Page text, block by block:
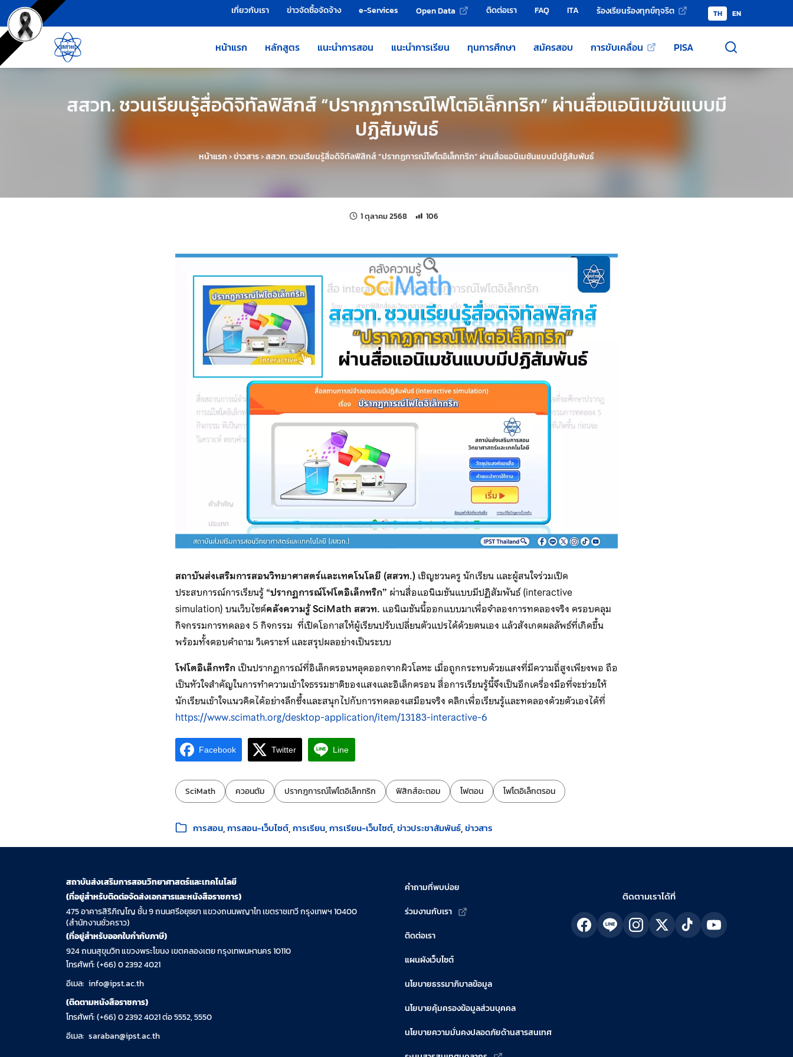
ข้ามไปยังเนื้อหาหลัก
เครื่องมือช่วยเหลือ เกี่ยวกับเรา ข่าวจัดซื้อจัดจ้าง e-Services Open Data ติดต่อเรา FAQ ITA ร้องเรียนร้องทุกข์ทุจริต TH EN
หน้าแรก หลักสูตร แนะนำการสอน แนะนำการเรียน ทุนการศึกษา สมัครสอบ การขับเคลื่อน PISA
สสวท. ชวนเรียนรู้สื่อดิจิทัลฟิสิกส์ “ปรากฏการณ์โฟโตอิเล็กทริก” ผ่านสื่อแอนิเมชันแบบมี
ปฏิสัมพันธ์
หน้าแรก›ข่าวสาร›สสวท. ชวนเรียนรู้สื่อดิจิทัลฟิสิกส์ “ปรากฏการณ์โฟโตอิเล็กทริก” ผ่านสื่อแอนิเมชันแบบมีปฏิสัมพันธ์
1 ตุลาคม 2568 แก้ไขล่าสุดเมื่อ:
จำนวนการเข้าชม 106 ครั้ง
106
สถาบันส่งเสริมการสอนวิทยาศาสตร์และเทคโนโลยี (สสวท.)เชิญชวนครู นักเรียน และผู้สนใจร่วมเปิด
ประสบการณ์การเรียนรู้ “ปรากฏการณ์โฟโตอิเล็กทริก” ผ่านสื่อแอนิเมชันแบบมีปฏิสัมพันธ์ (interactive
simulation) บนเว็บไซต์คลังความรู้SciMath สสวท. แอนิเมชันนี้ออกแบบมาเพื่อจำลองการทดลองจริง ครอบคลุม
กิจกรรมการทดลอง 5 กิจกรรม ที่เปิดโอกาสให้ผู้เรียนปรับเปลี่ยนตัวแปรได้ด้วยตนเอง แล้วสังเกตผลลัพธ์ที่เกิดขึ้น
พร้อมทั้งตอบคำถาม วิเคราะห์ และสรุปผลอย่างเป็นระบบ
โฟโตอิเล็กทริก เป็นปรากฏการณ์ที่อิเล็กตรอนหลุดออกจากผิวโลหะ เมื่อถูกกระทบด้วยแสงที่มีความถี่สูงเพียงพอ ถือ
เป็นหัวใจสำคัญในการทำความเข้าใจธรรมชาติของแสงและอิเล็กตรอน สื่อการเรียนรู้นี้จึงเป็นอีกเครื่องมือที่จะช่วยให้
นักเรียนเข้าใจแนวคิดได้อย่างลึกซึ้งและสนุกไปกับการทดลองเสมือนจริง คลิกเพื่อเรียนรู้และทดลองด้วยตัวเองได้ที่
https://www.scimath.org/desktop-application/item/13183-interactive-6
Facebook Twitter Line
ป้ายกำกับ:
SciMath ควอนตัม ปรากฎการณ์โฟโตอิเล็กทริก ฟิสิกส์อะตอม โฟตอน โฟโตอิเล็กตรอน
หมวดหมู่:
การสอน การสอน-เว็บไซต์ การเรียน การเรียน-เว็บไซต์ ข่าวประชาสัมพันธ์ ข่าวสาร
สถาบันส่งเสริมการสอนวิทยาศาสตร์และเทคโนโลยี
(ที่อยู่สำหรับติดต่อจัดส่งเอกสารและหนังสือราชการ)
475 อาคารสิริภิญโญ ชั้น 9 ถนนศรีอยุธยา แขวงถนนพญาไท เขตราชเทวี กรุงเทพฯ 10400
(สำนักงานชั่วคราว)
(ที่อยู่สำหรับออกใบกำกับภาษี)
924 ถนนสุขุมวิท แขวงพระโขนง เขตคลองเตย กรุงเทพมหานคร 10110
โทรศัพท์: (+66) 0 2392 4021
อีเมล: info@ipst.ac.th
(ติดตามหนังสือราชการ)
โทรศัพท์: (+66) 0 2392 4021 ต่อ 5552, 5550
อีเมล: saraban@ipst.ac.th
คำถามที่พบบ่อย
ร่วมงานกับเรา
ติดต่อเรา
แผนผังเว็บไซต์
นโยบายธรรมาภิบาลข้อมูล
นโยบายคุ้มครองข้อมูลส่วนบุคคล
นโยบายความมั่นคงปลอดภัยด้านสารสนเทศ
ติดตามเราได้ที่